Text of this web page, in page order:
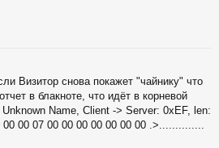
Визитор снова покажет "чайнику" что
в блакноте, что идёт в корневой
Name, Client -> Server: 0xEF, len:
00 07 00 00 00 00 00 00 00 .>..............